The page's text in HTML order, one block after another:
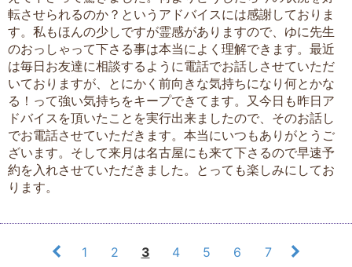
転させられるのか？というアドバイスには感謝しておりま
す。私もほんの少しですが霊感がありますので、ゆに先生
のおっしゃって下さる事は本当によく理解できます。最近
は毎日お友達に相談するように電話でお話しさせていただ
いておりますが、とにかく前向きな気持ちになり何とかな
る！って強い気持ちをキープできてます。又今日も昨日ア
ドバイスを頂いたことを実行出来ましたので、そのお話し
でお電話させていただきます。本当にいつもありがとうご
ざいます。そして来月は名古屋にも来て下さるので早速予
約を入れさせていただきました。とっても楽しみにしてお
ります。
1 2 3 4 5 6 7